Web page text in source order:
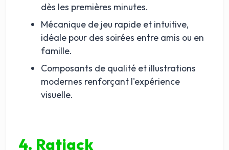
dès les premières minutes.
Mécanique de jeu rapide et intuitive,
idéale pour des soirées entre amis ou en
famille.
Composants de qualité et illustrations
modernes renforçant l'expérience
visuelle.
4. Ratjack